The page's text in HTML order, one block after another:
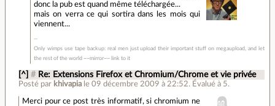
donc la pub est quand même téléchargée...
mais on verra ce qui sortira dans les mois qui
viennent...
Only wimps use tape backup: real men just upload their important stuff on megaupload, and let
the rest of the world ~~mirror~~ link to it
[^] # Re: Extensions Firefox et Chromium/Chrome et vie privée
Posté par khivapia le 09 décembre 2009 à 22:52. Évalué à 5.
Merci pour ce post très informatif, si chromium ne